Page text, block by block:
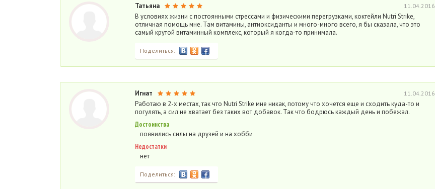
Татьяна 11.04.2016
В условиях жизни с постоянными стрессами и физическими перегрузками, коктейли Nutri Strike,
отличная помощь мне. Там витамины, антиоксиданты и много-много всего, я бы сказала, что это
самый крутой витаминный комплекс, который я когда-то принимала.
Поделиться:
Игнат 11.04.2016
Работаю в 2-х местах, так что Nutri Strike мне никак, потому что хочется еще и сходить куда-то и
погулять, а сил не хватает без таких вот добавок. Так что бодрюсь каждый день и побежал.
Достоинства
появились силы на друзей и на хобби
Недостатки
нет
Поделиться: